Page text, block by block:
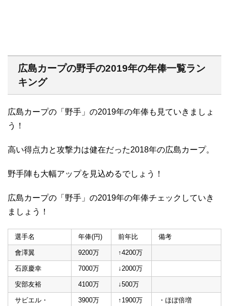
広島カープの野手の2019年の年俸一覧ラン
キング
広島カープの「野手」の2019年の年俸も見ていきましょ
う！
高い得点力と攻撃力は健在だった2018年の広島カープ。
野手陣も大幅アップを見込めるでしょう！
広島カープの「野手」の2019年の年俸チェックしていき
ましょう！
選手名 年俸(円) 前年比 備考
會澤翼 9200万 ↑4200万
石原慶幸 7000万 ↓2000万
安部友裕 4100万 ↓500万
サビエル・
3900万 ↑1900万
・ほぼ倍増